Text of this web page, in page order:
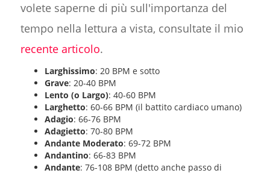
volete saperne di più sull'importanza del
tempo nella lettura a vista, consultate il mio
recente articolo.
Larghissimo: 20 BPM e sotto
Grave: 20-40 BPM
Lento (o Largo): 40-60 BPM
Larghetto: 60-66 BPM (il battito cardiaco umano)
Adagio: 66-76 BPM
Adagietto: 70-80 BPM
Andante Moderato: 69-72 BPM
Andantino: 66-83 BPM
Andante: 76-108 BPM (detto anche passo di